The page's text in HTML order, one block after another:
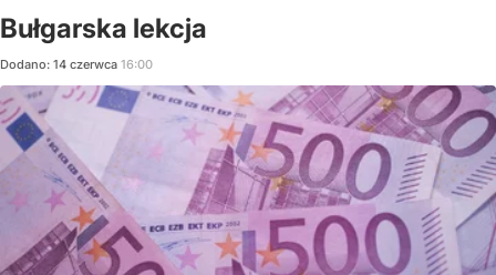
Bułgarska lekcja
Dodano: 14 czerwca 16:00